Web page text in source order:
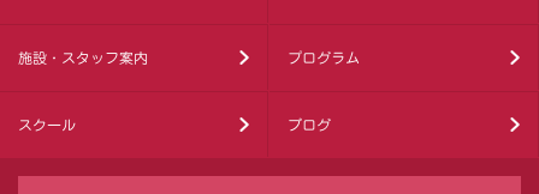
施設・スタッフ案内 プログラム
スクール ブログ